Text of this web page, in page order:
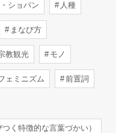
ショパン 人種
まなび方
教観光 モノ
ェミニズム 前置詞
く特徴的な言葉づかい）